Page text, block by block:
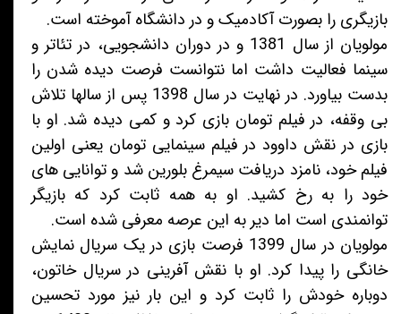
بازیگری را بصورت آکادمیک و در دانشگاه آموخته است.
مولویان از سال 1381 و در دوران دانشجویی، در تئاتر و
سینما فعالیت داشت اما نتوانست فرصت دیده شدن را
بدست بیاورد. در نهایت در سال 1398 پس از سالها تلاش
بی وقفه، در فیلم تومان بازی کرد و کمی دیده شد. او با
بازی در نقش داوود در فیلم سینمایی تومان یعنی اولین
فیلم خود، نامزد دریافت سیمرغ بلورین شد و توانایی های
خود را به رخ کشید. او به همه ثابت کرد که بازیگر
توانمندی است اما دیر به این عرصه معرفی شده است.
مولویان در سال 1399 فرصت بازی در یک سریال نمایش
خانگی را پیدا کرد. او با نقش آفرینی در سریال خاتون،
دوباره خودش را ثابت کرد و این بار نیز مورد تحسین